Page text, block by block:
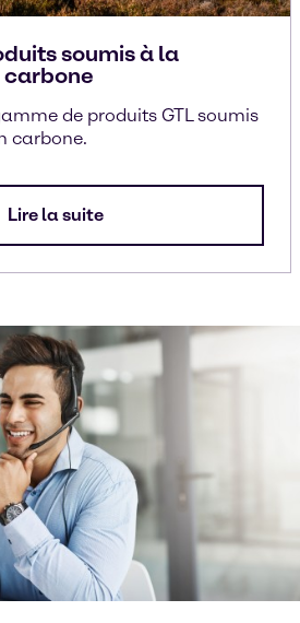
soumis à la
de produits GTL soumis
carbone.
Lire la suite